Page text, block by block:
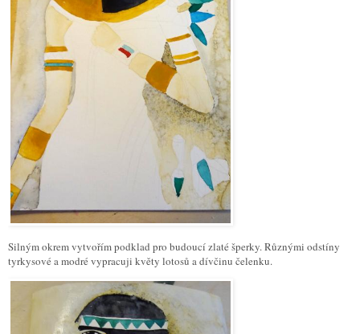
Silným okrem vytvořím podklad pro budoucí zlaté šperky. Různými odstíny
tyrkysové a modré vypracuji květy lotosů a dívčinu čelenku.